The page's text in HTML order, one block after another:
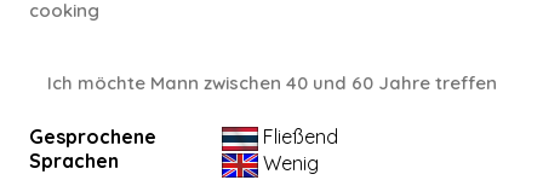
cooking
Ich möchte Mann zwischen 40 und 60 Jahre treffen
Gesprochene
Sprachen
Fließend
Wenig